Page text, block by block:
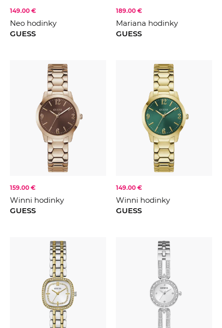
149.00 €
Neo hodinky
GUESS
189.00 €
Mariana hodinky
GUESS
159.00 €
Winni hodinky
GUESS
149.00 €
Winni hodinky
GUESS